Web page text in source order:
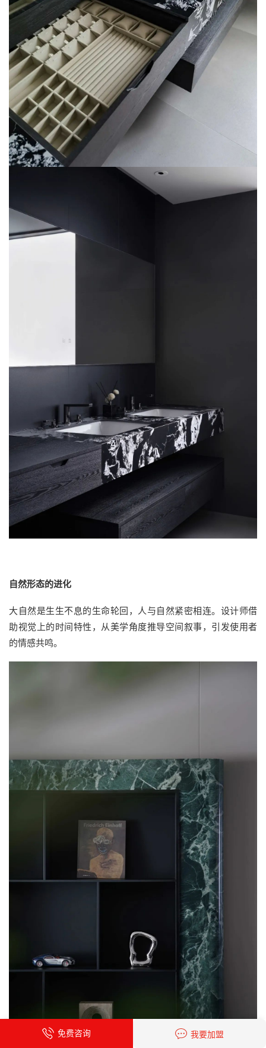
自然形态的进化
大自然是生生不息的生命轮回，人与自然紧密相连。设计师借
助视觉上的时间特性，从美学角度推导空间叙事，引发使用者
的情感共鸣。
免费咨询 我要加盟